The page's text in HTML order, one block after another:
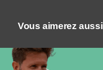
Vous aimerez aussi